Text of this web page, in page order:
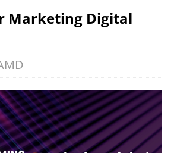
Marketing Digital